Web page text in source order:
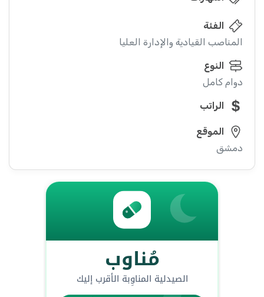
الفئة
المناصب القيادية والإدارة العليا
النوع
دوام كامل
الراتب
الموقع
دمشق